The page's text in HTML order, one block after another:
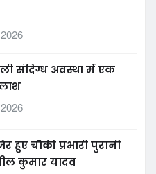
संदिग्ध अवस्था में एक
हुए चौकी प्रभारी पुरानी
कुमार यादव